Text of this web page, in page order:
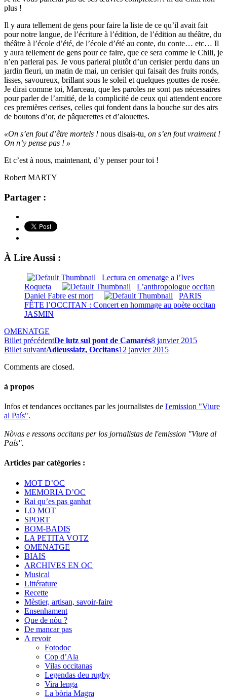
plus !
Il y aura tellement de gens pour faire la liste de ce qu’il avait fait
pour notre langue, de l’écriture à l’édition, de l’édition au théâtre, du
théâtre à l’école d’été, de l’école d’été au conte, du conte… etc… Il
y aura tellement de gens pour ce faire, que ce sera comme le Chili, je
n’en parlerai pas. Je vous parlerai plutôt d’un cerisier perdu dans un
jardin fleuri, un matin de mai, un cerisier qui faisait des fruits ronds,
lisses, savoureux, brillant sous le soleil et quelques gouttes de rosée.
Je dirai comme toi, Marceau, que les paroles ne sont pas nécessaires
pour parler de l’amitié, de la complicité de ceux qui attendent encore
ces premières cerises, celles qui fondent dans la bouche sur des airs
de boutons d’or, de pâquerettes et d’alouettes.
«On s’en fout d’être mortels ! nous disais-tu , on s’en fout vraiment !
On n’y pense pas ! »
Et c’est à nous, maintenant, d’y penser pour toi !
Robert MARTY
Partager :
À Lire Aussi :
Lectura en omenatge a l’Ives
Roqueta
L’anthropologue occitan
Daniel Fabre est mort
PARIS
FÊTE l’OCCITAN : Concert en hommage au poète occitan
JASMIN
OMENATGE
Billet précédentDe lutz sul pont de Camarés8 janvier 2015
Billet suivantAdieussiatz, Occitans12 janvier 2015
Comments are closed.
à propos
Infos et tendances occitanes par les journalistes de l'emission "Viure
al País".
Nòvas e ressons occitans per los jornalistas de l'emission "Viure al
País".
Articles par catégories :
MOT D’OC
MEMORIA D’OC
Rai qu’es pas ganhat
LO MOT
SPORT
BOM-BADIS
LA PETITA VOTZ
OMENATGE
BIAIS
ARCHIVES EN OC
Musical
Littérature
Recette
Mèstier, artisan, savoir-faire
Ensenhament
Que de nòu ?
De mancar pas
A revoir
Fotodoc
Cop d’Ala
Vilas occitanas
Legendas deu rugby
Vira lenga
La bòria Magra